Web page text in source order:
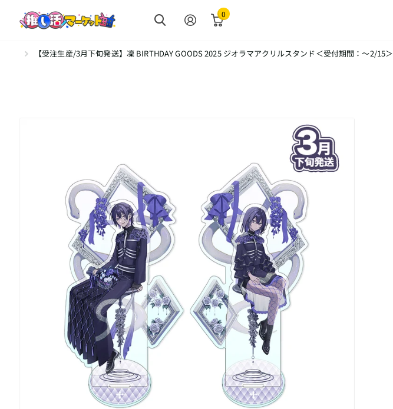
0
【受注生産/3月下旬発送】凜 BIRTHDAY GOODS 2025 ジオラマアクリルスタンド＜受付期間：～2/15＞